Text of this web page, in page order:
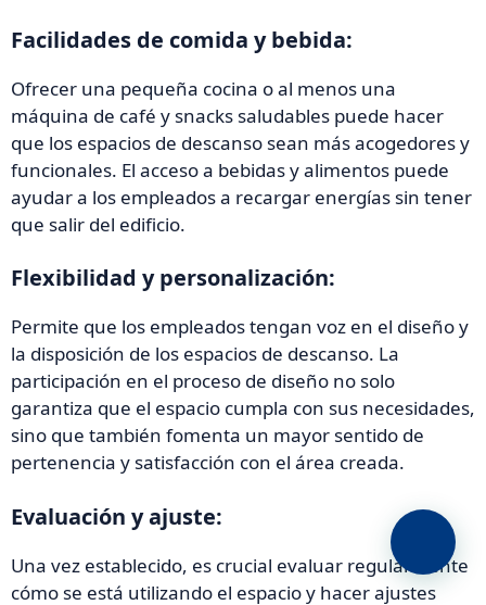
Facilidades de comida y bebida:
Ofrecer una pequeña cocina o al menos una
máquina de café y snacks saludables puede hacer
que los espacios de descanso sean más acogedores y
funcionales. El acceso a bebidas y alimentos puede
ayudar a los empleados a recargar energías sin tener
que salir del edificio.
Flexibilidad y personalización:
Permite que los empleados tengan voz en el diseño y
la disposición de los espacios de descanso. La
participación en el proceso de diseño no solo
garantiza que el espacio cumpla con sus necesidades,
sino que también fomenta un mayor sentido de
pertenencia y satisfacción con el área creada.
Evaluación y ajuste:
Una vez establecido, es crucial evaluar regularmente
cómo se está utilizando el espacio y hacer ajustes